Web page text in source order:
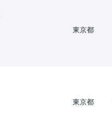
東京都
東京都